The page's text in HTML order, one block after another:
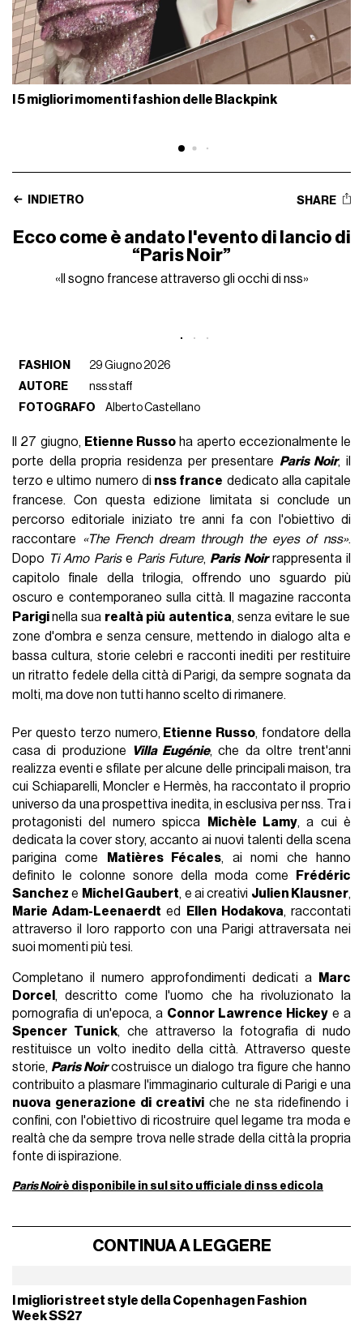
I 5 migliori momenti fashion delle Blackpink
INDIETRO SHARE
Ecco come è andato l'evento di lancio di
“Paris Noir”
«Il sogno francese attraverso gli occhi di nss»
FASHION
29 Giugno 2026
AUTORE
nss staff
FOTOGRAFO
Alberto Castellano
Il 27 giugno, Etienne Russoha aperto eccezionalmente le
porte della propria residenza per presentare
terzo e ultimo numero di
nss france
dedicato alla capitale
francese. Con questa edizione limitata si conclude un
percorso editoriale iniziato tre anni fa con l'obiettivo di
raccontare«The French dream through the eyes of nss».
DopoTi Amo PariseParis Future ,Paris Noirrappresenta il
capitolo finale della trilogia, offrendo uno sguardo più
oscuro e contemporaneo sulla città. Il magazine racconta
Parigi nella suarealtà più autentica , senza evitare le sue
zone d'ombra e senza censure, mettendo in dialogo alta e
bassa cultura, storie celebri e racconti inediti per restituire
un ritratto fedele della città di Parigi, da sempre sognata da
molti, ma dove non tutti hanno scelto di rimanere.
Per questo terzo numero,Etienne Russo, fondatore della
casa di produzioneVilla Eugénie, che da oltre trent'anni
universo da una prospettiva inedita, in esclusiva per nss. Tra i
protagonisti del numero spicca